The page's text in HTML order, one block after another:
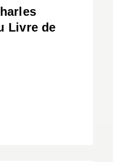
Livre de